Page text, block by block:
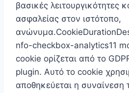
βασικές λειτουργικότητες
ασφαλείας στον ιστότοπο,
nfo-checkbox-analytics11
cookie ορίζεται από το
plugin. Αυτό το cookie
αποθηκεύεται η συναίνεση